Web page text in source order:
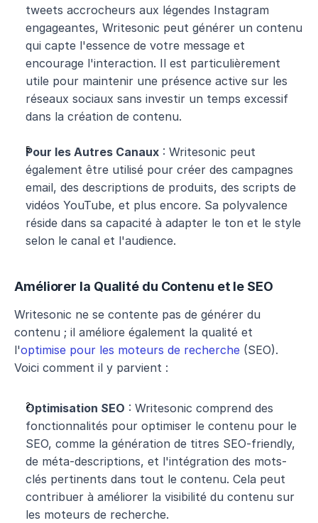
tweets accrocheurs aux légendes Instagram
engageantes, Writesonic peut générer un contenu
qui capte l'essence de votre message et
encourage l'interaction. Il est particulièrement
utile pour maintenir une présence active sur les
réseaux sociaux sans investir un temps excessif
dans la création de contenu.
Pour les Autres Canaux : Writesonic peut
également être utilisé pour créer des campagnes
email, des descriptions de produits, des scripts de
vidéos YouTube, et plus encore. Sa polyvalence
réside dans sa capacité à adapter le ton et le style
selon le canal et l'audience.
Améliorer la Qualité du Contenu et le SEO
Writesonic ne se contente pas de générer du
contenu ; il améliore également la qualité et
l'optimise pour les moteurs de recherche (SEO).
Voici comment il y parvient :
Optimisation SEO : Writesonic comprend des
fonctionnalités pour optimiser le contenu pour le
SEO, comme la génération de titres SEO-friendly,
de méta-descriptions, et l'intégration des mots-
clés pertinents dans tout le contenu. Cela peut
contribuer à améliorer la visibilité du contenu sur
les moteurs de recherche.